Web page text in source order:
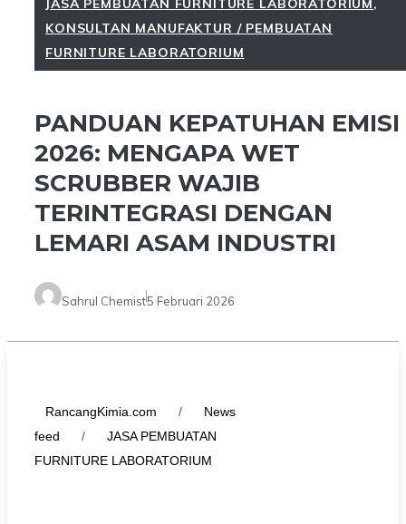
JASA PEMBUATAN FURNITURE LABORATORIUM,
KONSULTAN MANUFAKTUR / PEMBUATAN
FURNITURE LABORATORIUM
PANDUAN KEPATUHAN EMISI
2026: MENGAPA WET
SCRUBBER WAJIB
TERINTEGRASI DENGAN
LEMARI ASAM INDUSTRI
Sahrul Chemist5 Februari 2026
RancangKimia.com /
News
feed
/
JASA PEMBUATAN
FURNITURE LABORATORIUM